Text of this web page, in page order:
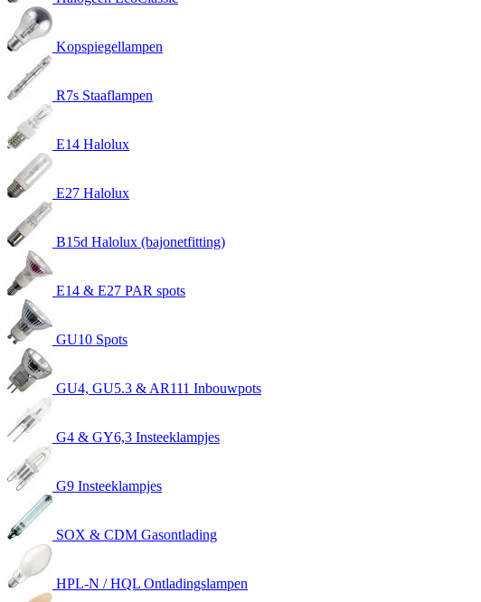
Kopspiegellampen
R7s Staaflampen
E14 Halolux
E27 Halolux
B15d Halolux (bajonetfitting)
E14 & E27 PAR spots
GU10 Spots
GU4, GU5.3 & AR111 Inbouwpots
G4 & GY6,3 Insteeklampjes
G9 Insteeklampjes
SOX & CDM Gasontlading
HPL-N / HQL Ontladingslampen